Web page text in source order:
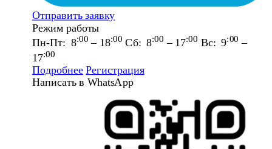
Отправить заявку
Режим работы
Пн-Пт: 8:00 – 18:00 Сб: 8:00 – 17:00 Вс: 9:00 –
17:00
Подробнее Регистрация
Написать в WhatsApp